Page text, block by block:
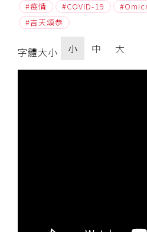
專書與譯著
*巴麥寺與麥青寺的聯合聲明
疫情 COVID-19
吉天頌恭
字體大小 小 中 大